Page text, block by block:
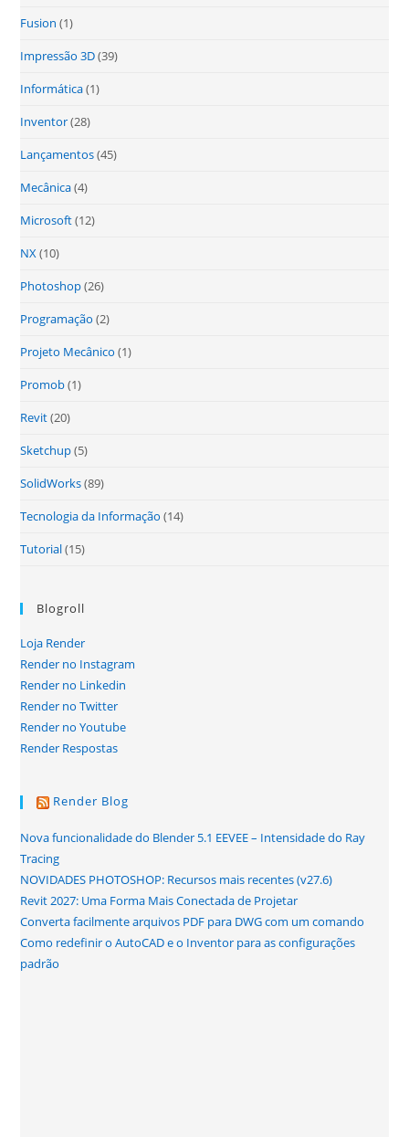
Fusion (1)
Impressão 3D(39)
Informática(1)
Inventor(28)
Lançamentos(45)
Mecânica(4)
Microsoft(12)
NX(10)
Photoshop(26)
Programação (2)
Projeto Mecânico (1)
Promob(1)
Revit(20)
Sketchup(5)
SolidWorks(89)
Tecnologia da Informação (14)
Tutorial(15)
Blogroll
Loja Render
Render no Instagram
Render no Linkedin
Render no Twitter
Render no Youtube
Render Respostas
Render Blog
Nova funcionalidade do Blender 5.1 EEVEE – Intensidade do Ray
Tracing
NOVIDADES PHOTOSHOP: Recursos mais recentes (v27.6)
Revit 2027: Uma Forma Mais Conectada de Projetar
Converta facilmente arquivos PDF para DWG com um comando
Como redefinir o AutoCAD e o Inventor para as configurações
padrão